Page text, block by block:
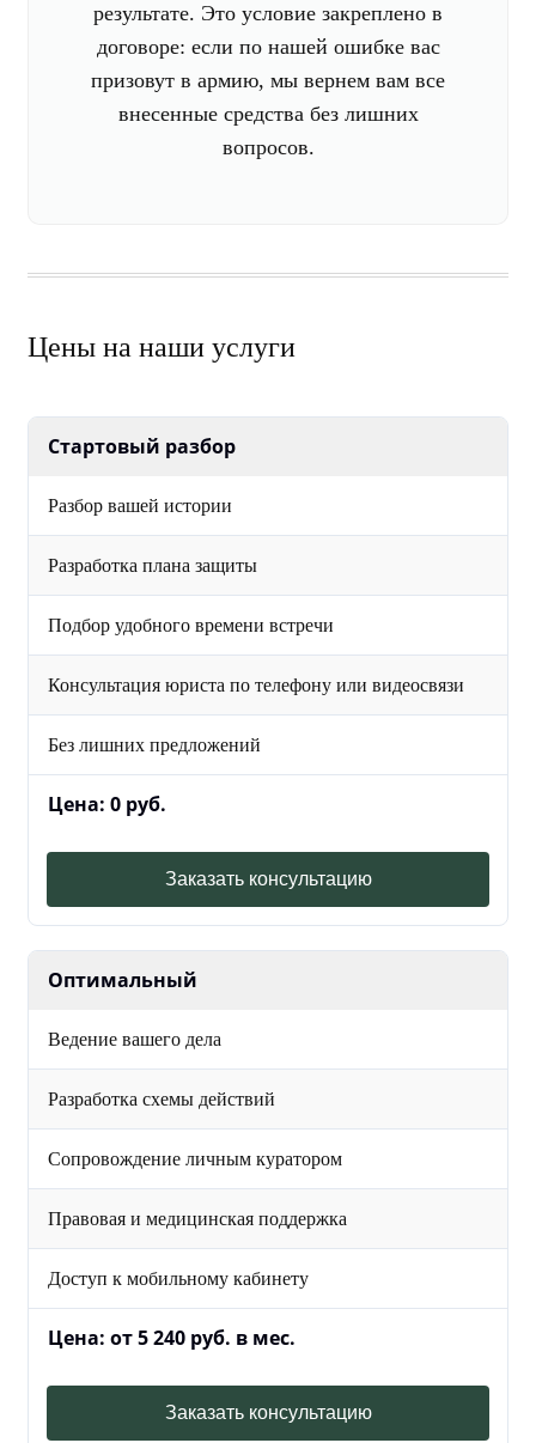
результате. Это условие закреплено в
договоре: если по нашей ошибке вас
призовут в армию, мы вернем вам все
внесенные средства без лишних
вопросов.
Цены на наши услуги
Стартовый разбор
Разбор вашей истории
Разработка плана защиты
Подбор удобного времени встречи
Консультация юриста по телефону или видеосвязи
Без лишних предложений
Цена: 0 руб.
Заказать консультацию
Оптимальный
Ведение вашего дела
Разработка схемы действий
Сопровождение личным куратором
Правовая и медицинская поддержка
Доступ к мобильному кабинету
Цена: от 5 240 руб. в мес.
Заказать консультацию